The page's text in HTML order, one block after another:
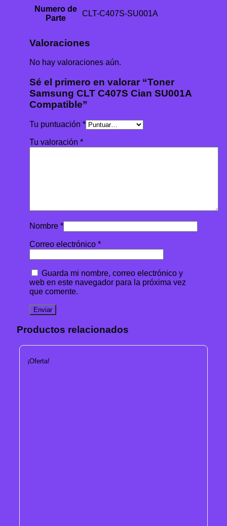
Numero de
Parte
CLT-C407S-SU001A
Valoraciones
No hay valoraciones aún.
Sé el primero en valorar “Toner
Samsung CLT C407S Cian SU001A
Compatible”
Tu puntuación *
Tu valoración *
Nombre *
Correo electrónico *
Guarda mi nombre, correo electrónico y
web en este navegador para la próxima vez
que comente.
Productos relacionados
¡Oferta!